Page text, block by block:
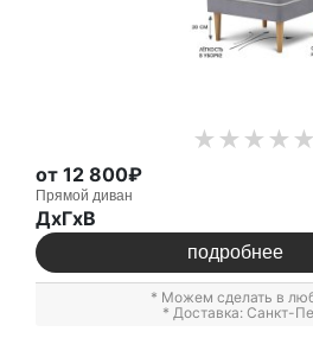
от 12 800₽
Прямой диван
ДxГxВ
подробнее
* Можем сделать в
* Доставка: Санкт-